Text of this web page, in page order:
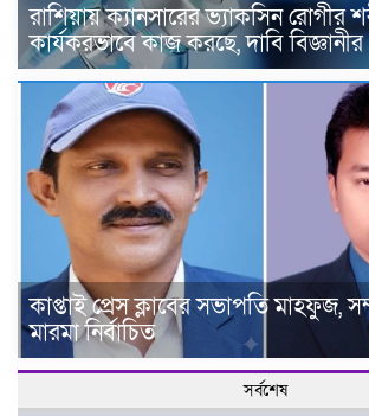
রাশিয়ায় ক্যানসারের ভ্যাকসিন রোগীর
কার্যকরভাবে কাজ করছে, দাবি বিজ্ঞানীর
কাপ্তাই প্রেস ক্লাবের সভাপতি মাহফুজ,
মারমা নির্বাচিত
সর্বশেষ